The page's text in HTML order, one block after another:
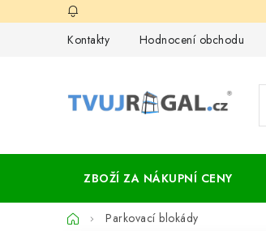
na
Kontakty
Hodnocení obchodu
ZBOŽÍ ZA NÁKUPNÍ CENY
DomůParkovací blokády